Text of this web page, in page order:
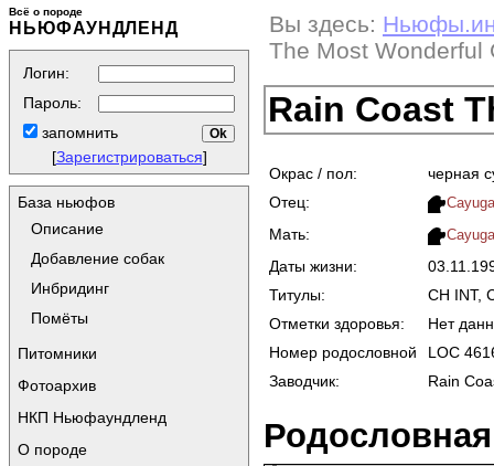
Всё о породе
НЬЮФАУНДЛЕНД
Логин:
Пароль:
запомнить
[Зарегистрироваться]
База ньюфов
Описание
Добавление собак
Инбридинг
Помёты
Питомники
Фотоархив
НКП Ньюфаундленд
О породе
Вы здесь:
The Most Wonderful
Rain Coast
Окрас / пол:
черная
Отец:
Мать:
Даты жизни:
Титулы:
CH INT,
Отметки здоровья:
Нет
Номер родословной
LOC
Заводчик:
Rain
Родословная